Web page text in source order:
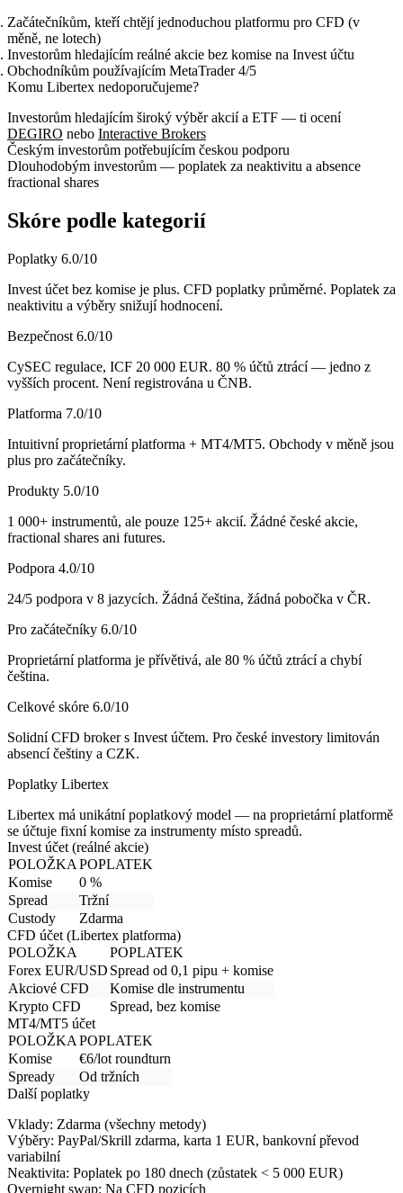
Začátečníkům, kteří chtějí jednoduchou platformu pro CFD (v
měně, ne lotech)
Investorům hledajícím reálné akcie bez komise na Invest účtu
Obchodníkům používajícím MetaTrader 4/5
Komu Libertex nedoporučujeme?
Investorům hledajícím široký výběr akcií a ETF — ti ocení
DEGIRO nebo Interactive Brokers
Českým investorům potřebujícím českou podporu
Dlouhodobým investorům — poplatek za neaktivitu a absence
fractional shares
Skóre podle kategorií
Poplatky 6.0/10
Invest účet bez komise je plus. CFD poplatky průměrné. Poplatek za
neaktivitu a výběry snižují hodnocení.
Bezpečnost 6.0/10
CySEC regulace, ICF 20 000 EUR. 80 % účtů ztrácí — jedno z
vyšších procent. Není registrována u ČNB.
Platforma 7.0/10
Intuitivní proprietární platforma + MT4/MT5. Obchody v měně jsou
plus pro začátečníky.
Produkty 5.0/10
1 000+ instrumentů, ale pouze 125+ akcií. Žádné české akcie,
fractional shares ani futures.
Podpora 4.0/10
24/5 podpora v 8 jazycích. Žádná čeština, žádná pobočka v ČR.
Pro začátečníky 6.0/10
Proprietární platforma je přívětivá, ale 80 % účtů ztrácí a chybí
čeština.
Celkové skóre 6.0/10
Solidní CFD broker s Invest účtem. Pro české investory limitován
absencí češtiny a CZK.
Poplatky Libertex
Libertex má unikátní poplatkový model — na proprietární platformě
se účtuje fixní komise za instrumenty místo spreadů.
Invest účet (reálné akcie)
POLOŽKA POPLATEK
Komise
0 %
Spread
Tržní
Custody
Zdarma
CFD účet (Libertex platforma)
POLOŽKA
POPLATEK
Forex EUR/USD Spread od 0,1 pipu + komise
Akciové CFD
Komise dle instrumentu
Krypto CFD
Spread, bez komise
MT4/MT5 účet
POLOŽKA POPLATEK
Komise
€6/lot roundturn
Spready
Od tržních
Další poplatky
Vklady: Zdarma (všechny metody)
Výběry: PayPal/Skrill zdarma, karta 1 EUR, bankovní převod
variabilní
Neaktivita: Poplatek po 180 dnech (zůstatek < 5 000 EUR)
Overnight swap: Na CFD pozicích